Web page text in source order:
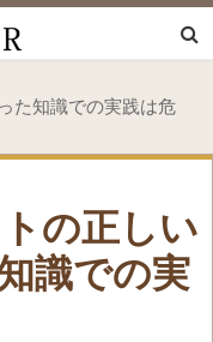
た知識での実践は危
の正しい
識での実